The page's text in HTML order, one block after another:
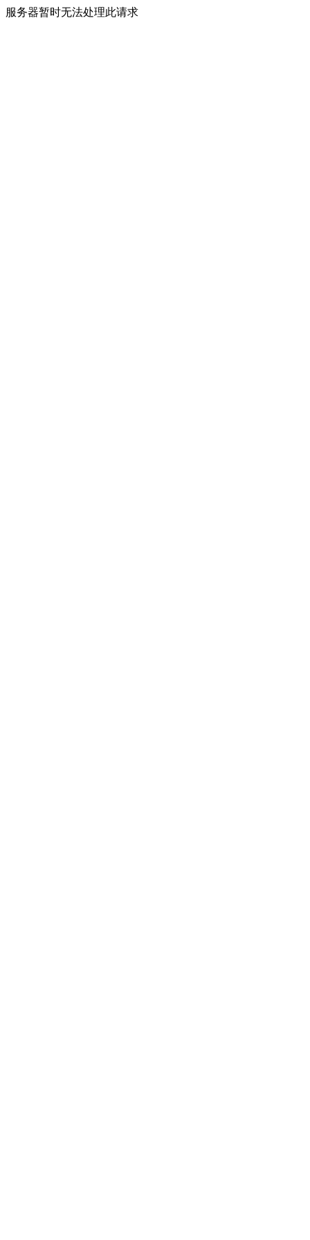
服务器暂时无法处理此请求